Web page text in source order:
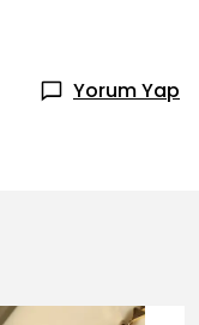
Yorum Yap